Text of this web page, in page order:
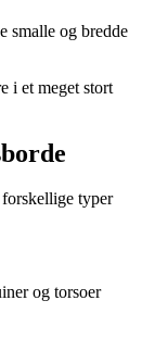
smalle og bredde
i et meget stort
typer
og torsoer